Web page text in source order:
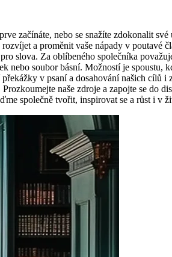
začínáte, nebo se snažíte zdokonalit
a proměnit vaše nápady v poutavé
slova. Za oblíbeného společníka
nebo soubor básní. Možností je
v psaní a dosahování našich cílů i
naše zdroje a zapojte se do
společně tvořit, inspirovat se a růst i v